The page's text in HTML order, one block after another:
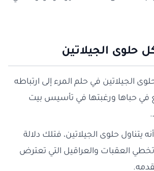
حلوى الجيلاتين
الجيلاتين في حلم المرء إلى ارتباطه
في حباها ورغبتها في تأسيس بيت
يتناول حلوى الجيلاتين، فتلك دلالة
العقبات والعراقيل التي تعترض